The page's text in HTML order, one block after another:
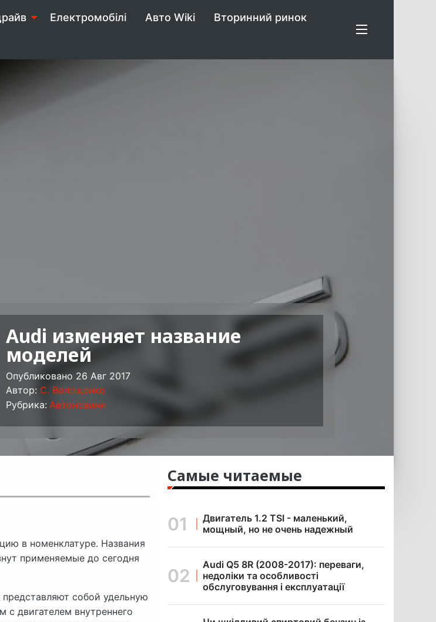
Електромобілі Авто Wiki
Вторинний ринок
Audi изменяет название
моделей
Опубликовано 26 Авг 2017
Автор: C. Волощенко
Рубрика: Автоновини
в номенклатуре. Названия
применяемые до сегодня
собой удельную
с двигателем внутреннего
Самые читаемые
Двигатель 1.2 TSI - маленький,
мощный, но не очень надежный
Audi Q5 8R (2008-2017): переваги,
недоліки та особливості
обслуговування і експлуатації